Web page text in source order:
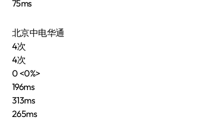
75ms
北京中电华通
4次
4次
0 <0%>
196ms
313ms
265ms